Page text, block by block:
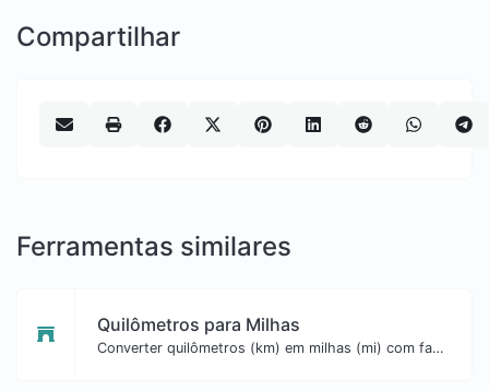
Compartilhar
Ferramentas similares
Quilômetros para Milhas
Converter quilômetros (km) em milhas (mi) com facilidade.